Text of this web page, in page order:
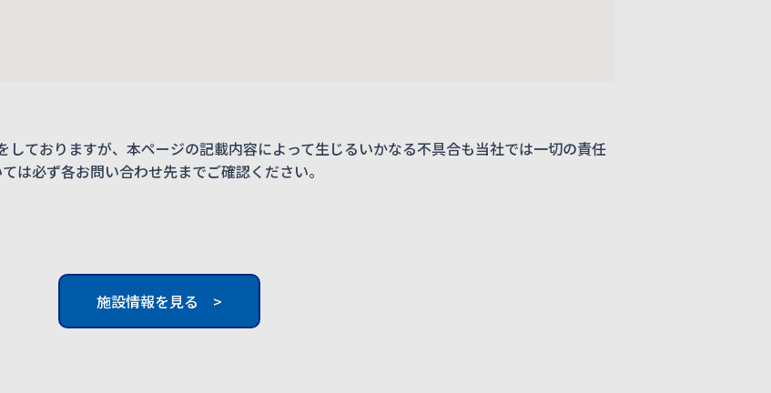
ておりますが、本ページの記載内容によって生じるいかなる不具合も当社では一切の責任
必ず各お問い合わせ先までご確認ください。
施設情報を見る >